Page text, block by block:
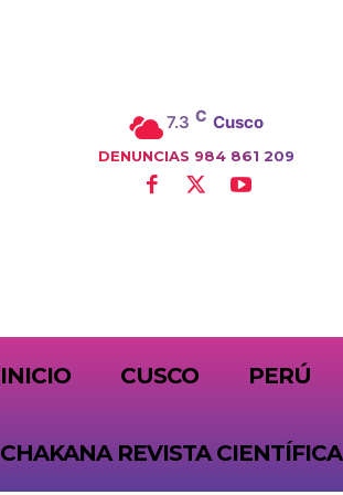
7.3 C Cusco
DENUNCIAS 984 861 209
INICIO CUSCO PERÚ
CHAKANA REVISTA CIENTÍFICA